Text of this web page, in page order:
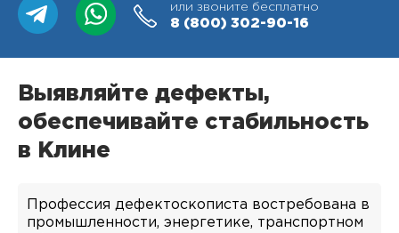
или звоните бесплатно
8 (800) 302-90-16
Выявляйте дефекты,
обеспечивайте стабильность
в Клине
Профессия дефектоскописта востребована в
промышленности, энергетике, транспортном